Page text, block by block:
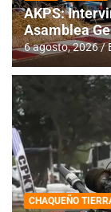
AKPS:
Asamblea
6 agosto, 2026
CHAQUEÑO